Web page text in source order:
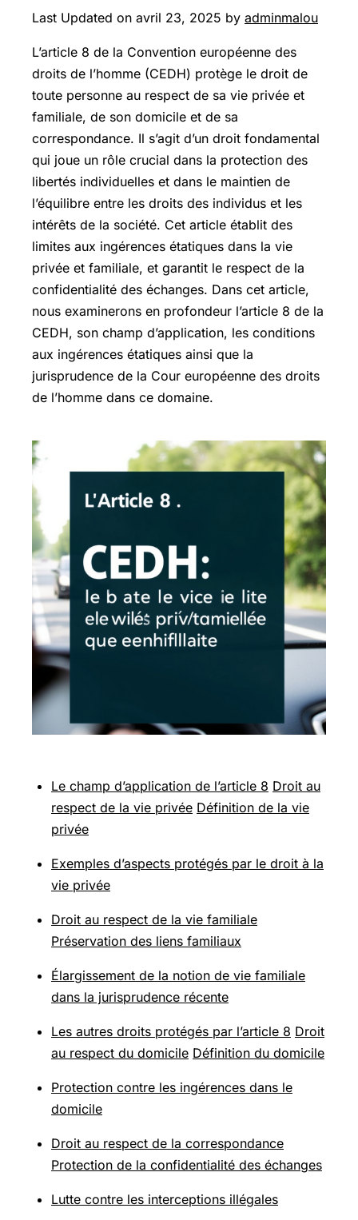
Last Updated on avril 23, 2025 by adminmalou
L’article 8 de la Convention européenne des
droits de l’homme (CEDH) protège le droit de
toute personne au respect de sa vie privée et
familiale, de son domicile et de sa
correspondance. Il s’agit d’un droit fondamental
qui joue un rôle crucial dans la protection des
libertés individuelles et dans le maintien de
l’équilibre entre les droits des individus et les
intérêts de la société. Cet article établit des
limites aux ingérences étatiques dans la vie
privée et familiale, et garantit le respect de la
confidentialité des échanges. Dans cet article,
nous examinerons en profondeur l’article 8 de la
CEDH, son champ d’application, les conditions
aux ingérences étatiques ainsi que la
jurisprudence de la Cour européenne des droits
de l’homme dans ce domaine.
Le champ d’application de l’article 8 Droit au
respect de la vie privée Définition de la vie
privée
Exemples d’aspects protégés par le droit à la
vie privée
Droit au respect de la vie familiale
Préservation des liens familiaux
Élargissement de la notion de vie familiale
dans la jurisprudence récente
Les autres droits protégés par l’article 8 Droit
au respect du domicile Définition du domicile
Protection contre les ingérences dans le
domicile
Droit au respect de la correspondance
Protection de la confidentialité des échanges
Lutte contre les interceptions illégales